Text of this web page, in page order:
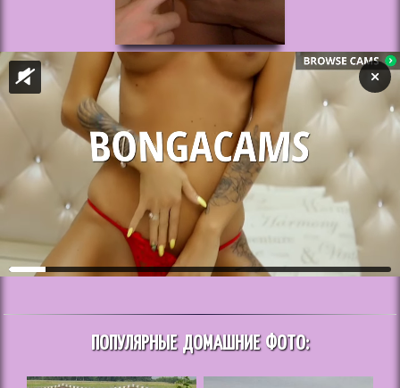
ПОПУЛЯРНЫЕ ДОМАШНИЕ ФОТО: